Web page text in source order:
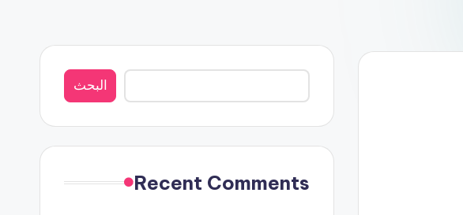
البحث
البحث
Recent Comments